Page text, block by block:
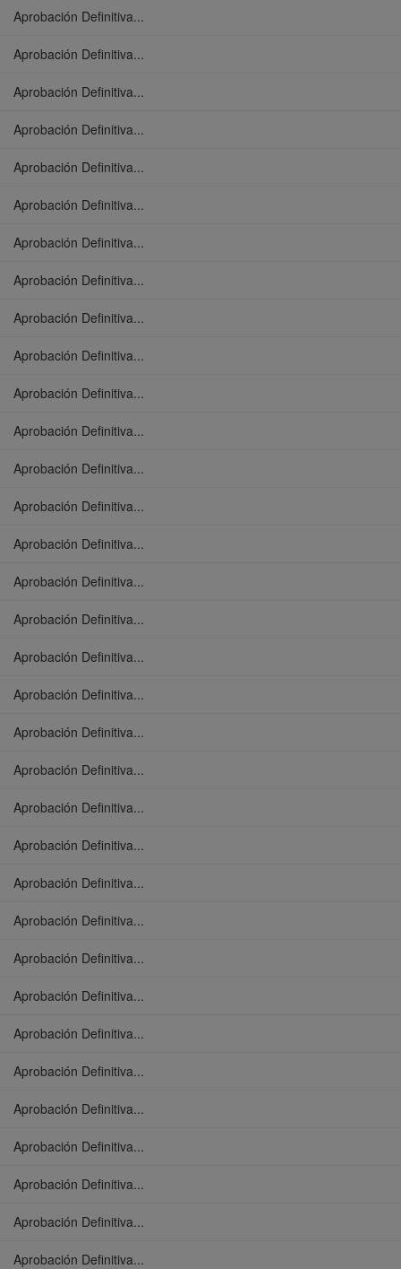
Aprobación Definitiva...
Aprobación Definitiva...
Aprobación Definitiva...
Aprobación Definitiva...
Aprobación Definitiva...
Aprobación Definitiva...
Aprobación Definitiva...
Aprobación Definitiva...
Aprobación Definitiva...
Aprobación Definitiva...
Aprobación Definitiva...
Aprobación Definitiva...
Aprobación Definitiva...
Aprobación Definitiva...
Aprobación Definitiva...
Aprobación Definitiva...
Aprobación Definitiva...
Aprobación Definitiva...
Aprobación Definitiva...
Aprobación Definitiva...
Aprobación Definitiva...
Aprobación Definitiva...
Aprobación Definitiva...
Aprobación Definitiva...
Aprobación Definitiva...
Aprobación Definitiva...
Aprobación Definitiva...
Aprobación Definitiva...
Aprobación Definitiva...
Aprobación Definitiva...
Aprobación Definitiva...
Aprobación Definitiva...
Aprobación Definitiva...
Aprobación Definitiva...